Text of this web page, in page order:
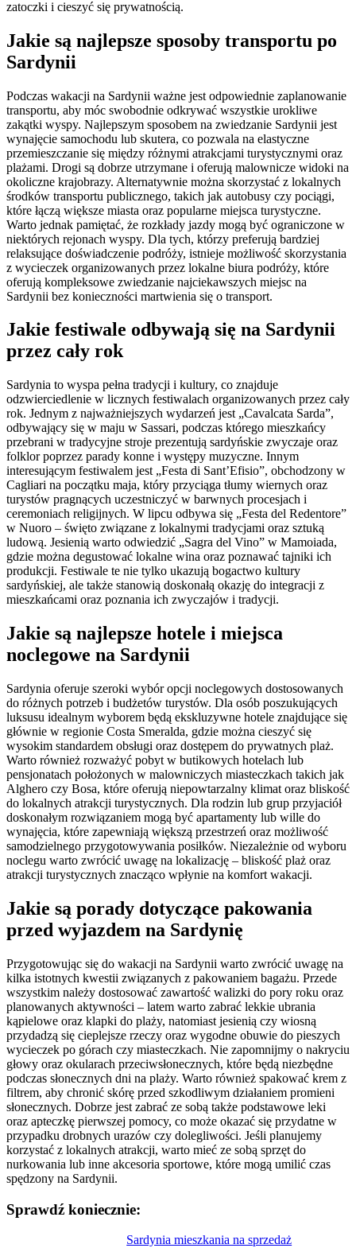
zatoczki i cieszyć się prywatnością.
Jakie są najlepsze sposoby transportu po
Sardynii
Podczas wakacji na Sardynii ważne jest odpowiednie zaplanowanie
transportu, aby móc swobodnie odkrywać wszystkie urokliwe
zakątki wyspy. Najlepszym sposobem na zwiedzanie Sardynii jest
wynajęcie samochodu lub skutera, co pozwala na elastyczne
przemieszczanie się między różnymi atrakcjami turystycznymi oraz
plażami. Drogi są dobrze utrzymane i oferują malownicze widoki na
okoliczne krajobrazy. Alternatywnie można skorzystać z lokalnych
środków transportu publicznego, takich jak autobusy czy pociągi,
które łączą większe miasta oraz popularne miejsca turystyczne.
Warto jednak pamiętać, że rozkłady jazdy mogą być ograniczone w
niektórych rejonach wyspy. Dla tych, którzy preferują bardziej
relaksujące doświadczenie podróży, istnieje możliwość skorzystania
z wycieczek organizowanych przez lokalne biura podróży, które
oferują kompleksowe zwiedzanie najciekawszych miejsc na
Sardynii bez konieczności martwienia się o transport.
Jakie festiwale odbywają się na Sardynii
przez cały rok
Sardynia to wyspa pełna tradycji i kultury, co znajduje
odzwierciedlenie w licznych festiwalach organizowanych przez cały
rok. Jednym z najważniejszych wydarzeń jest „Cavalcata Sarda”,
odbywający się w maju w Sassari, podczas którego mieszkańcy
przebrani w tradycyjne stroje prezentują sardyńskie zwyczaje oraz
folklor poprzez parady konne i występy muzyczne. Innym
interesującym festiwalem jest „Festa di Sant’Efisio”, obchodzony w
Cagliari na początku maja, który przyciąga tłumy wiernych oraz
turystów pragnących uczestniczyć w barwnych procesjach i
ceremoniach religijnych. W lipcu odbywa się „Festa del Redentore”
w Nuoro – święto związane z lokalnymi tradycjami oraz sztuką
ludową. Jesienią warto odwiedzić „Sagra del Vino” w Mamoiada,
gdzie można degustować lokalne wina oraz poznawać tajniki ich
produkcji. Festiwale te nie tylko ukazują bogactwo kultury
sardyńskiej, ale także stanowią doskonałą okazję do integracji z
mieszkańcami oraz poznania ich zwyczajów i tradycji.
Jakie są najlepsze hotele i miejsca
noclegowe na Sardynii
Sardynia oferuje szeroki wybór opcji noclegowych dostosowanych
do różnych potrzeb i budżetów turystów. Dla osób poszukujących
luksusu idealnym wyborem będą ekskluzywne hotele znajdujące się
głównie w regionie Costa Smeralda, gdzie można cieszyć się
wysokim standardem obsługi oraz dostępem do prywatnych plaż.
Warto również rozważyć pobyt w butikowych hotelach lub
pensjonatach położonych w malowniczych miasteczkach takich jak
Alghero czy Bosa, które oferują niepowtarzalny klimat oraz bliskość
do lokalnych atrakcji turystycznych. Dla rodzin lub grup przyjaciół
doskonałym rozwiązaniem mogą być apartamenty lub wille do
wynajęcia, które zapewniają większą przestrzeń oraz możliwość
samodzielnego przygotowywania posiłków. Niezależnie od wyboru
noclegu warto zwrócić uwagę na lokalizację – bliskość plaż oraz
atrakcji turystycznych znacząco wpłynie na komfort wakacji.
Jakie są porady dotyczące pakowania
przed wyjazdem na Sardynię
Przygotowując się do wakacji na Sardynii warto zwrócić uwagę na
kilka istotnych kwestii związanych z pakowaniem bagażu. Przede
wszystkim należy dostosować zawartość walizki do pory roku oraz
planowanych aktywności – latem warto zabrać lekkie ubrania
kąpielowe oraz klapki do plaży, natomiast jesienią czy wiosną
przydadzą się cieplejsze rzeczy oraz wygodne obuwie do pieszych
wycieczek po górach czy miasteczkach. Nie zapomnijmy o nakryciu
głowy oraz okularach przeciwsłonecznych, które będą niezbędne
podczas słonecznych dni na plaży. Warto również spakować krem z
filtrem, aby chronić skórę przed szkodliwym działaniem promieni
słonecznych. Dobrze jest zabrać ze sobą także podstawowe leki
oraz apteczkę pierwszej pomocy, co może okazać się przydatne w
przypadku drobnych urazów czy dolegliwości. Jeśli planujemy
korzystać z lokalnych atrakcji, warto mieć ze sobą sprzęt do
nurkowania lub inne akcesoria sportowe, które mogą umilić czas
spędzony na Sardynii.
Sprawdź koniecznie:
Sardynia mieszkania na sprzedaż